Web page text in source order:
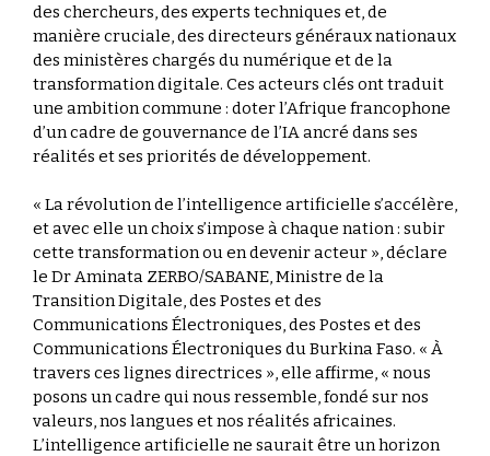
des chercheurs, des experts techniques et, de
manière cruciale, des directeurs généraux nationaux
des ministères chargés du numérique et de la
transformation digitale. Ces acteurs clés ont traduit
une ambition commune : doter l’Afrique francophone
d’un cadre de gouvernance de l’IA ancré dans ses
réalités et ses priorités de développement.
« La révolution de l’intelligence artificielle s’accélère,
et avec elle un choix s’impose à chaque nation : subir
cette transformation ou en devenir acteur », déclare
le Dr Aminata ZERBO/SABANE, Ministre de la
Transition Digitale, des Postes et des
Communications Électroniques, des Postes et des
Communications Électroniques du Burkina Faso. « À
travers ces lignes directrices », elle affirme, « nous
posons un cadre qui nous ressemble, fondé sur nos
valeurs, nos langues et nos réalités africaines.
L’intelligence artificielle ne saurait être un horizon